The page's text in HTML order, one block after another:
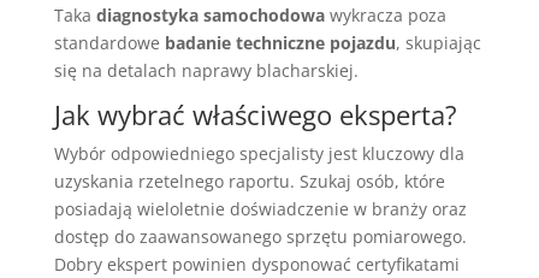
Taka diagnostyka samochodowawykracza poza
standardowe badanie techniczne pojazdu, skupiając
się na detalach naprawy blacharskiej.
Jak wybrać właściwego eksperta?
Wybór odpowiedniego specjalisty jest kluczowy dla
uzyskania rzetelnego raportu. Szukaj osób, które
posiadają wieloletnie doświadczenie w branży oraz
dostęp do zaawansowanego sprzętu pomiarowego.
Dobry ekspert powinien dysponować certyfikatami